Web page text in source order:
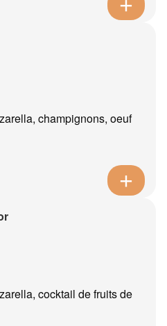
champignons, oeuf
cocktail de fruits de